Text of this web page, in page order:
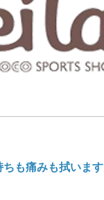
も痛みも拭います